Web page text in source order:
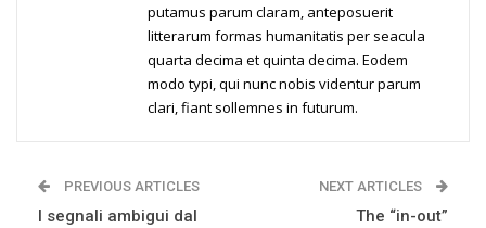
putamus parum claram, anteposuerit
litterarum formas humanitatis per seacula
quarta decima et quinta decima. Eodem
modo typi, qui nunc nobis videntur parum
clari, fiant sollemnes in futurum.
PREVIOUS ARTICLES
I segnali ambigui dal
NEXT ARTICLES
The “in-out”